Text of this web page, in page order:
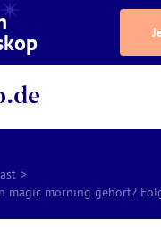
>
magic morning gehört?